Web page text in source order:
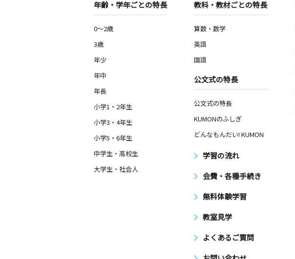
3歳～高校生
金
大阪府吹田市岸部北５丁目２０－５ 西日本エン
南茨木駅前教室
金 土 日
大阪府茨木市天王２丁目８－２１天王ビル１０１
金 土
日
大阪府吹田市山田西１丁目２６－１６ 亥の子谷
土 日
大阪府吹田市山田西２丁目４－Ａ１ー１０３（デ
年齢・学年ごとの特長
0～2歳
3歳
年少
年中
年長
小学1・2年生
小学3・4年生
小学5・6年生
中学生・高校生
大学生・社会人
教科・教材ごとの特長
算数・数学
英語
国語
公文式の特長
公文式の特長
KUMONのふしぎ
どんなもんだい! KUMON
学習の流れ
会費・各種手続き
無料体験学習
教室見学
よくあるご質問